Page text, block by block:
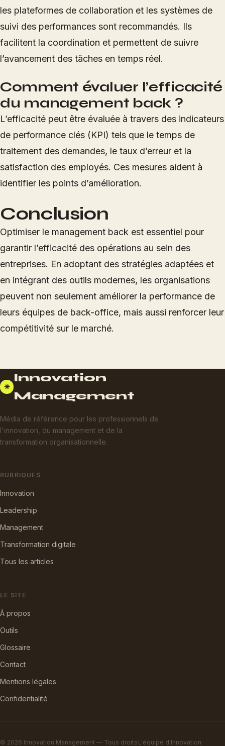
les plateformes de collaboration et les systèmes de
suivi des performances sont recommandés. Ils
facilitent la coordination et permettent de suivre
l’avancement des tâches en temps réel.
Comment évaluer l’efficacité
du management back ?
L’efficacité peut être évaluée à travers des indicateurs
de performance clés (KPI) tels que le temps de
traitement des demandes, le taux d’erreur et la
satisfaction des employés. Ces mesures aident à
identifier les points d’amélioration.
Conclusion
Optimiser le management back est essentiel pour
garantir l’efficacité des opérations au sein des
entreprises. En adoptant des stratégies adaptées et
en intégrant des outils modernes, les organisations
peuvent non seulement améliorer la performance de
leurs équipes de back-office, mais aussi renforcer leur
compétitivité sur le marché.
✳
Innovation
Management
Média de référence pour les professionnels de
l'innovation, du management et de la
transformation organisationnelle.
RUBRIQUES
Innovation
Leadership
Management
Transformation digitale
Tous les articles
LE SITE
À propos
Outils
Glossaire
Contact
Mentions légales
Confidentialité
© 2026 Innovation Management — Tous droits L'équipe d'Innovation